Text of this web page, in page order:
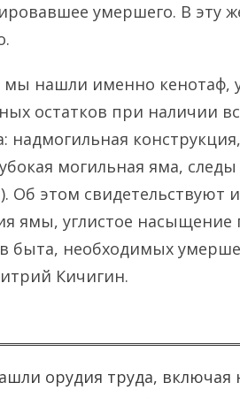
умершего. В эту
мы нашли именно кенотаф,
остатков при наличии
надмогильная
могильная яма,
Об этом свидетельствуют
ямы, углистое насыщение
быта, необходимых
Кичигин.
орудия труда,